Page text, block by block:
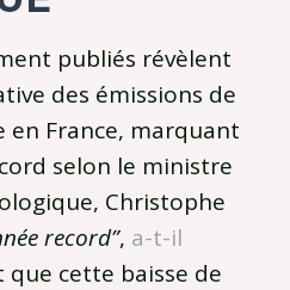
publiés révèlent
des émissions de
en France, marquant
selon le ministre
Christophe
record”, a-t-il
que cette baisse de